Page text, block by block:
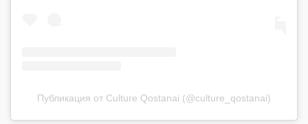
Публикация от Culture Qostanai (@culture_qostanai)